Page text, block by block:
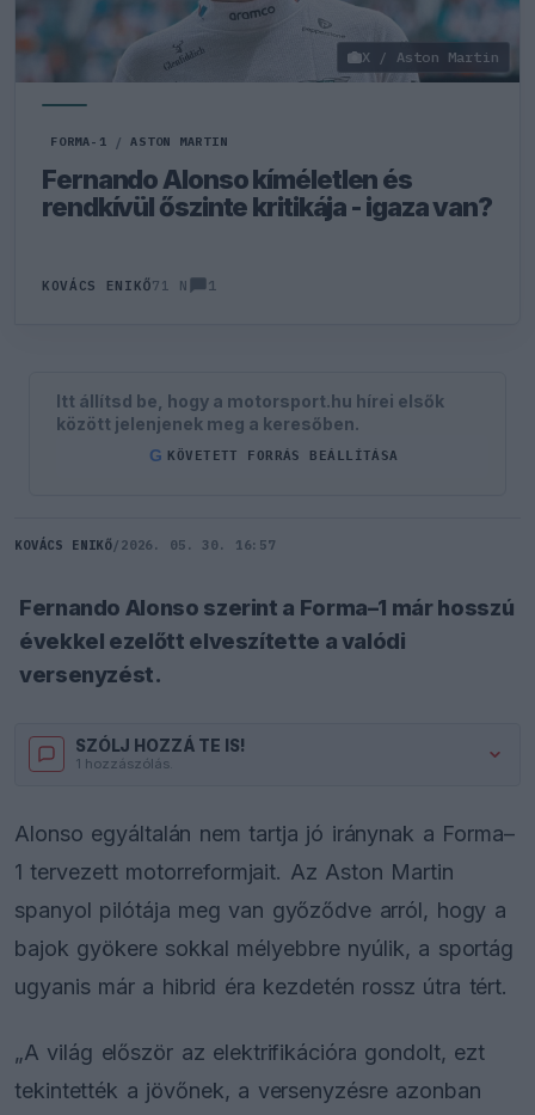
X / Aston Martin
FORMA-1 / ASTON MARTIN
Fernando Alonso kíméletlen és
rendkívül őszinte kritikája - igaza van?
KOVÁCS ENIKŐ71 N 1
Itt állítsd be, hogy a motorsport.hu hírei elsők
között jelenjenek meg a keresőben.
G KÖVETETT FORRÁS BEÁLLÍTÁSA
KOVÁCS ENIKŐ/ 2026. 05. 30. 16:57
Fernando Alonso szerint a Forma–1 már hosszú
évekkel ezelőtt elveszítette a valódi
versenyzést.
SZÓLJ HOZZÁ TE IS!
1 hozzászólás.
Alonso egyáltalán nem tartja jó iránynak a Forma–
1 tervezett motorreformjait. Az Aston Martin
spanyol pilótája meg van győződve arról, hogy a
bajok gyökere sokkal mélyebbre nyúlik, a sportág
ugyanis már a hibrid éra kezdetén rossz útra tért.
„A világ először az elektrifikációra gondolt, ezt
tekintették a jövőnek, a versenyzésre azonban